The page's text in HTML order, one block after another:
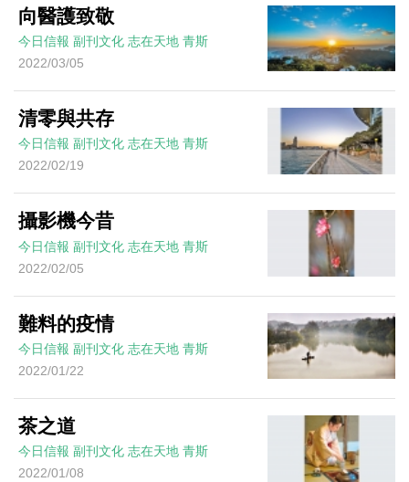
向醫護致敬
今日信報 副刊文化 志在天地 青斯
2022/03/05
清零與共存
今日信報 副刊文化 志在天地 青斯
2022/02/19
攝影機今昔
今日信報 副刊文化 志在天地 青斯
2022/02/05
難料的疫情
今日信報 副刊文化 志在天地 青斯
2022/01/22
茶之道
今日信報 副刊文化 志在天地 青斯
2022/01/08